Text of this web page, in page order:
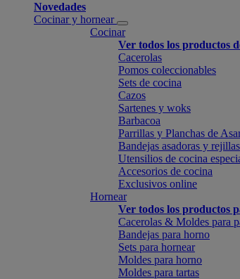
Novedades
Cocinar y hornear
Cocinar
Ver todos los productos
Cacerolas
Pomos coleccionables
Sets de cocina
Cazos
Sartenes y woks
Barbacoa
Parrillas y Planchas de
Bandejas asadoras y rejillas
Utensilios de cocina
Accesorios de cocina
Exclusivos online
Hornear
Ver todos los productos
Cacerolas & Moldes para
Bandejas para horno
Sets para hornear
Moldes para horno
Moldes para tartas